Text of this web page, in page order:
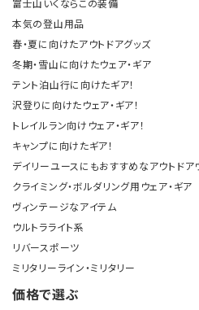
富士山いくならこの装備
本気の登山用品
春・夏に向けたアウトドアグッズ
冬期・雪山に向けたウェア・ギア
テント泊山行に向けたギア！
沢登りに向けたウェア・ギア！
トレイルラン向けウェア・ギア！
キャンプに向けたギア！
デイリーユースにもおすすめなアウトドア
クライミング・ボルダリング用ウェア・ギア
ヴィンテージなアイテム
ウルトラライト系
リバースポーツ
ミリタリーライン・ミリタリー
価格で選ぶ